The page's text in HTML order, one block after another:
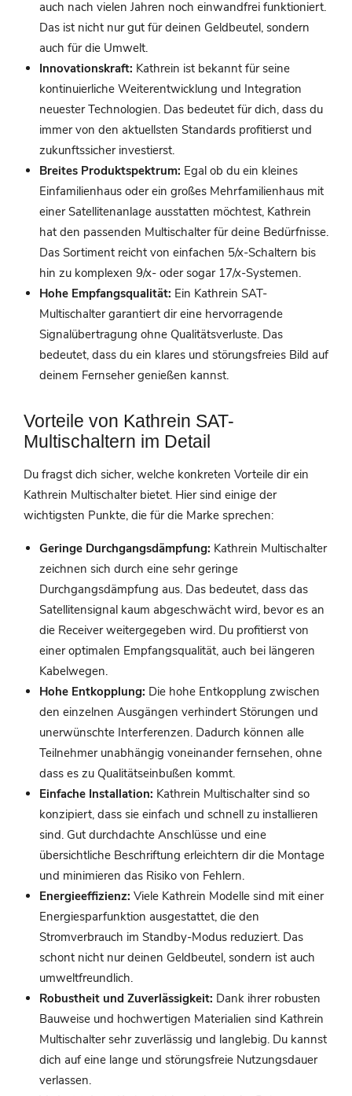
auch nach vielen Jahren noch einwandfrei funktioniert.
Das ist nicht nur gut für deinen Geldbeutel, sondern
auch für die Umwelt.
Innovationskraft: Kathrein ist bekannt für seine
kontinuierliche Weiterentwicklung und Integration
neuester Technologien. Das bedeutet für dich, dass du
immer von den aktuellsten Standards profitierst und
zukunftssicher investierst.
Breites Produktspektrum: Egal ob du ein kleines
Einfamilienhaus oder ein großes Mehrfamilienhaus mit
einer Satellitenanlage ausstatten möchtest, Kathrein
hat den passenden Multischalter für deine Bedürfnisse.
Das Sortiment reicht von einfachen 5/x-Schaltern bis
hin zu komplexen 9/x- oder sogar 17/x-Systemen.
Hohe Empfangsqualität: Ein Kathrein SAT-
Multischalter garantiert dir eine hervorragende
Signalübertragung ohne Qualitätsverluste. Das
bedeutet, dass du ein klares und störungsfreies Bild auf
deinem Fernseher genießen kannst.
Vorteile von Kathrein SAT-
Multischaltern im Detail
Du fragst dich sicher, welche konkreten Vorteile dir ein
Kathrein Multischalter bietet. Hier sind einige der
wichtigsten Punkte, die für die Marke sprechen:
Geringe Durchgangsdämpfung: Kathrein Multischalter
zeichnen sich durch eine sehr geringe
Durchgangsdämpfung aus. Das bedeutet, dass das
Satellitensignal kaum abgeschwächt wird, bevor es an
die Receiver weitergegeben wird. Du profitierst von
einer optimalen Empfangsqualität, auch bei längeren
Kabelwegen.
Hohe Entkopplung: Die hohe Entkopplung zwischen
den einzelnen Ausgängen verhindert Störungen und
unerwünschte Interferenzen. Dadurch können alle
Teilnehmer unabhängig voneinander fernsehen, ohne
dass es zu Qualitätseinbußen kommt.
Einfache Installation: Kathrein Multischalter sind so
konzipiert, dass sie einfach und schnell zu installieren
sind. Gut durchdachte Anschlüsse und eine
übersichtliche Beschriftung erleichtern dir die Montage
und minimieren das Risiko von Fehlern.
Energieeffizienz: Viele Kathrein Modelle sind mit einer
Energiesparfunktion ausgestattet, die den
Stromverbrauch im Standby-Modus reduziert. Das
schont nicht nur deinen Geldbeutel, sondern ist auch
umweltfreundlich.
Robustheit und Zuverlässigkeit: Dank ihrer robusten
Bauweise und hochwertigen Materialien sind Kathrein
Multischalter sehr zuverlässig und langlebig. Du kannst
dich auf eine lange und störungsfreie Nutzungsdauer
verlassen.